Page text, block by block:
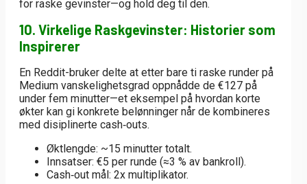
for raske gevinster—og hold deg til den.
10. Virkelige Raskgevinster: Historier som
Inspirerer
En Reddit-bruker delte at etter bare ti raske runder på
Medium vanskelighetsgrad oppnådde de €127 på
under fem minutter—et eksempel på hvordan korte
økter kan gi konkrete belønninger når de kombineres
med disiplinerte cash‑outs.
Øktlengde: ~15 minutter totalt.
Innsatser: €5 per runde (≈3 % av bankroll).
Cash‑out mål: 2x multiplikator.